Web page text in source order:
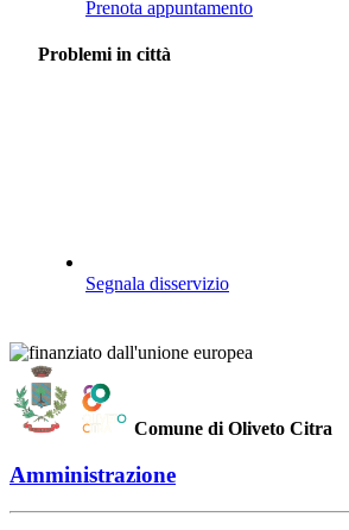
Prenota appuntamento
Problemi in città
Segnala disservizio
Comune di Oliveto Citra
Amministrazione